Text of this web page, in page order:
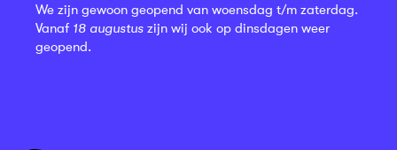
We zijn gewoon geopend van woensdag t/m zaterdag.
Vanaf 18 augustus zijn wij ook op dinsdagen weer
geopend.